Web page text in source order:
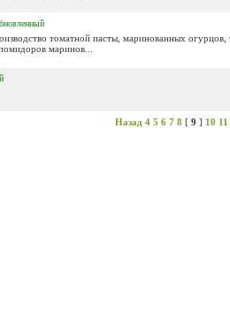
томатной пасты, маринованных огурцов,
маринов...
Назад 4 5 6 7 8[ 9 ] 10 11